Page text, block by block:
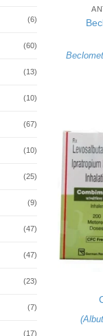
(6)
(60)
(13)
(10)
(67)
(10)
(25)
(9)
(47)
(47)
(23)
(7)
(17)
+
(